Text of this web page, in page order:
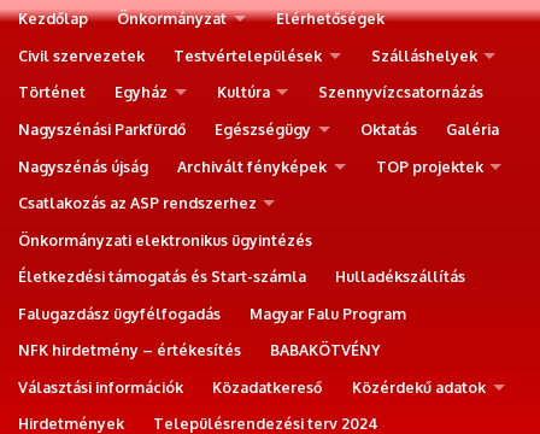
Kezdőlap Önkormányzat
Elérhetőségek
Civil szervezetek
Testvértelepülések
Szálláshelyek
Történet
Egyház Kultúra
Szennyvízcsatornázás
Nagyszénási Parkfürdő
Egészségügy Oktatás
Galéria
Nagyszénás újság
Archivált fényképek
TOP projektek
Csatlakozás az ASP rendszerhez
Önkormányzati elektronikus ügyintézés
Életkezdési támogatás és Start-számla
Hulladékszállítás
Falugazdász ügyfélfogadás
Magyar Falu Program
NFK hirdetmény – értékesítés
BABAKÖTVÉNY
Választási információk
Közadatkereső
Közérdekű adatok
Hirdetmények
Településrendezési terv 2024